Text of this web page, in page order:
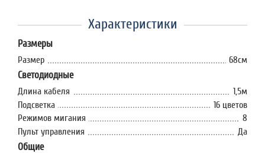
Характеристики
Размеры
Размер 68см
Светодиодные
Длина кабеля
1,5м
Подсветка
16 цветов
Режимов мигания
8
Пульт управления
Да
Общие